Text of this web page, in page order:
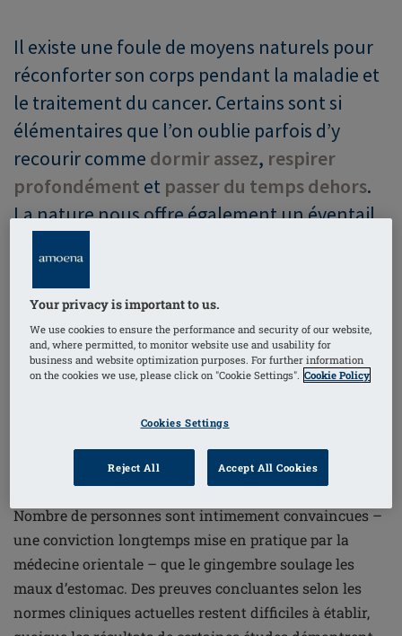
Il existe une foule de moyens naturels pour
réconforter son corps pendant la maladie et
le traitement du cancer. Certains sont si
élémentaires que l’on oublie parfois d’y
recourir comme dormir assez, respirer
profondément et passer du temps dehors.
La nature nous offre également un éventail
nous explorons les bienfaits potentiels du
gingembre, des huiles essentielles et des
mouvements énergétiques.
Nombre de personnes sont intimement convaincues –
une conviction longtemps mise en pratique par la
médecine orientale – que le gingembre soulage les
maux d’estomac. Des preuves concluantes selon les
normes cliniques actuelles restent difficiles à établir,
Your privacy is important to us.
We use cookies to ensure the performance and security of our website,
and, where permitted, to monitor website use and usability for
business and website optimization purposes. For further information
on the cookies we use, please click on "Cookie Settings". Cookie Policy
Cookies Settings
Reject All Accept All Cookies